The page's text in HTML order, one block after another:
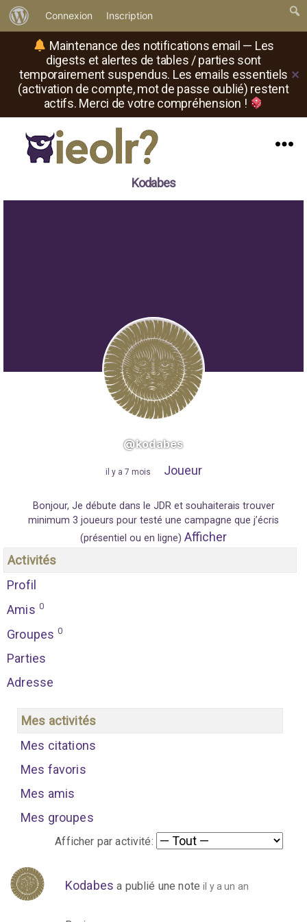
Maintenance des notifications email — Les
digests et alertes de tables / parties sont
temporairement suspendus. Les emails essentiels
(activation de compte, mot de passe oublié) restent
actifs. Merci de votre compréhension !
✕
propos
de
WordPress
Connexion Inscription
où
Kodabes
@kodabes
il y a 7 mois Joueur
Bonjour, Je débute dans le JDR et souhaiterais trouver
minimum 3 joueurs pour testé une campagne que j’écris
(présentiel ou en ligne) Afficher
Activités
Profil
Amis 0
Groupes 0
Parties
Adresse
Mes activités
Mes citations
Mes favoris
Mes amis
Mes groupes
Afficher par activité:
Kodabes a publié une noteil y a un an